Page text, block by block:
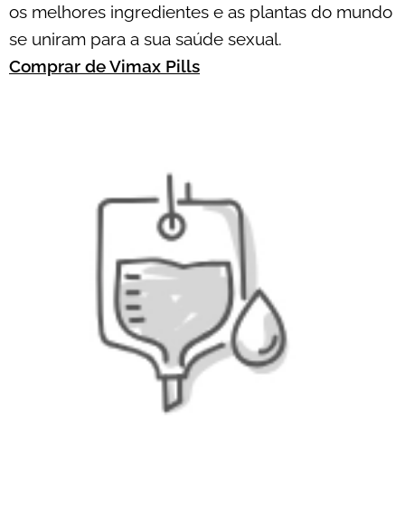
os melhores ingredientes e as plantas do mundo
se uniram para a sua saúde sexual.
Comprar de Vimax Pills